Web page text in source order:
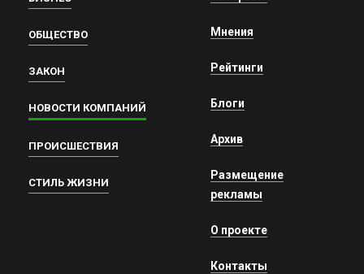
ОБЩЕСТВО
ЗАКОН
НОВОСТИ КОМПАНИЙ
ПРОИСШЕСТВИЯ
СТИЛЬ ЖИЗНИ
Мнения
Рейтинги
Блоги
Архив
Размещение
рекламы
О проекте
Контакты